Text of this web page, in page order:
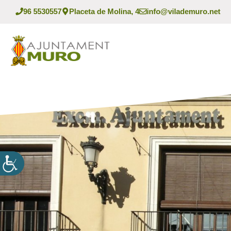
96 5530557 Placeta de Molina, 4 info@vilademuro.net